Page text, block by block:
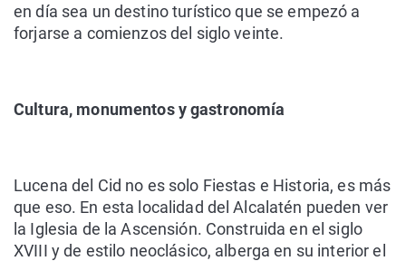
en día sea un destino turístico que se empezó a
forjarse a comienzos del siglo veinte.
Cultura, monumentos y gastronomía
Lucena del Cid no es solo Fiestas e Historia, es más
que eso. En esta localidad del Alcalatén pueden ver
la Iglesia de la Ascensión. Construida en el siglo
XVIII y de estilo neoclásico, alberga en su interior el